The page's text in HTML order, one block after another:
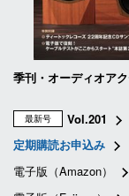
季刊・オーディオア
最新号
Vol.201
定期購読お申込み
電子版（Amazon）